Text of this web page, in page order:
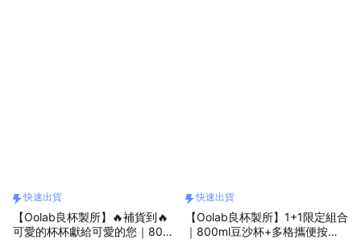
快速出貨
【Oolab良杯製所】🔥補貨到🔥
可愛的杯杯獻給可愛的您｜800
快速出貨
【Oolab良杯製所】1+1限定組合
｜800ml豆沙杯+多格攜便按壓